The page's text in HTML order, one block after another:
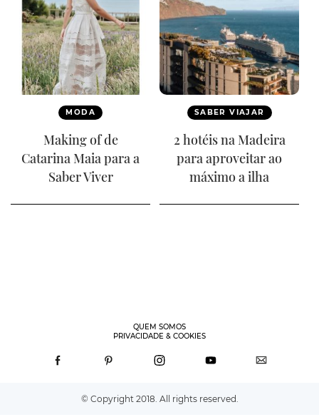
MODA
Making of de
Catarina Maia para a
Saber Viver
SABER VIAJAR
2 hotéis na Madeira
para aproveitar ao
máximo a ilha
QUEM SOMOS
PRIVACIDADE & COOKIES
© Copyright 2018. All rights reserved.